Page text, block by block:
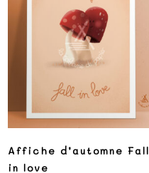
Affiche d’automne Fall
in love